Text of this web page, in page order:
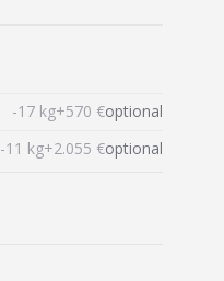
-17 kg+570 €optional
-11 kg+2.055 €optional